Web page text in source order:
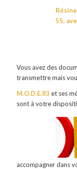
55,
Vous avez des
transmettre mais
M.O.D.E.83 et ses
sont à votre
accompagner dans